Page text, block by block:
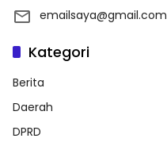
emailsaya@gmail.com
Kategori
Berita
Daerah
DPRD